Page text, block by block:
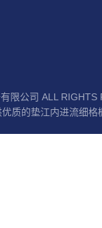
限公司 ALL RIGHTS
质的垫江内进流细